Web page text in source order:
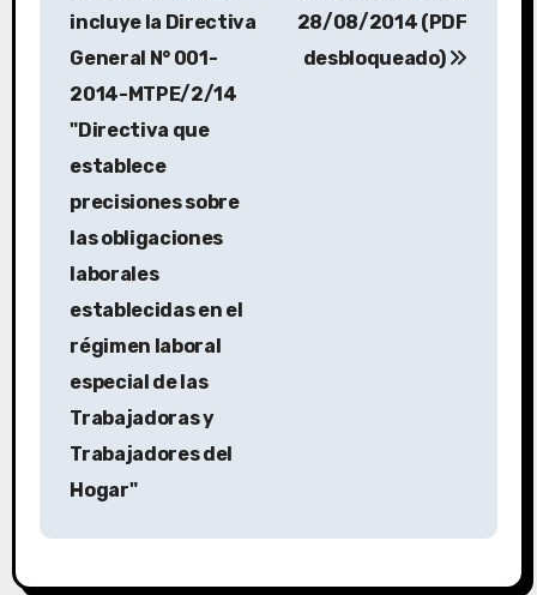
incluye la Directiva
General N° 001-
2014-MTPE/2/14
"Directiva que
establece
precisiones sobre
las obligaciones
laborales
establecidas en el
régimen laboral
especial de las
Trabajadoras y
Trabajadores del
Hogar"
28/08/2014 (PDF
desbloqueado)